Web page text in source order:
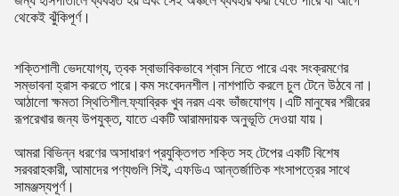
থেকেই ঝুঁকিপূর্ণ।
শক্তিশালী ভেদযোগ্য, ত্বক স্বাভাবিকভাবে শ্বাস নিতে পারে এবং সংক্রমণের
সম্ভাবনা হ্রাস করতে পারে।কম সংবেদনশীল।নাশপাতি করলে চুল টেনে উঠবে না।
আঠালো ক্ষমতা স্থিতিশীল.ফ্যাব্রিক খুব নরম এবং ভাঁজযোগ্য।এটি মানুষের শরীরের
রূপরেখার জন্য উপযুক্ত, যাতে একটি আরামদায়ক অনুভূতি দেওয়া যায়।
আমরা বিভিন্ন ধরণের অসাধারণ প্রযুক্তিগত শক্তি সহ টেপের একটি বিশেষ
সরবরাহকারী, আমাদের পণ্যগুলি সিই, এফডিএ আন্তর্জাতিক শংসাপত্রের সাথে
সামঞ্জস্যপূর্ণ।